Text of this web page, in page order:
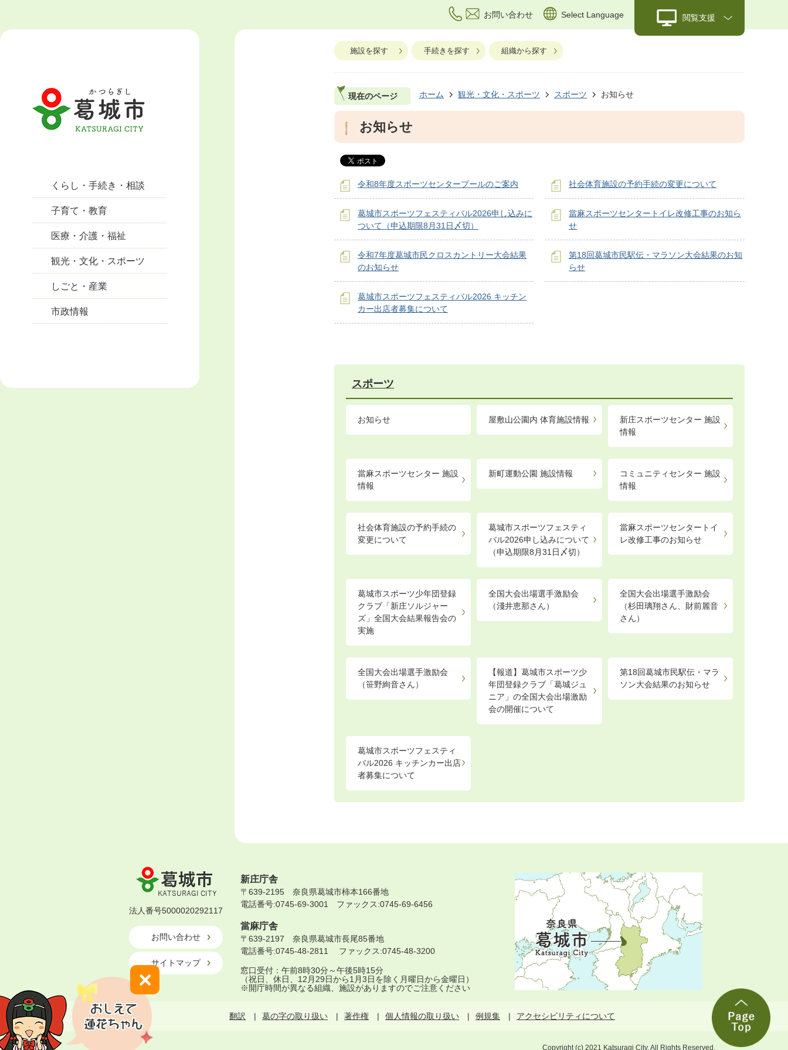
お問い合わせ Select Language 閲覧支援
くらし・手続き・相談
子育て・教育
医療・介護・福祉
観光・文化・スポーツ
しごと・産業
市政情報
施設を探す 手続きを探す 組織から探す
現在のページ ホーム 観光・文化・スポーツ スポーツ お知らせ
お知らせ
令和8年度スポーツセンタープールのご案内 社会体育施設の予約手続の変更について
葛城市スポーツフェスティバル2026申し込みに
ついて（申込期限8月31日〆切）
當麻スポーツセンタートイレ改修工事のお知ら
せ
令和7年度葛城市民クロスカントリー大会結果
のお知らせ
第18回葛城市民駅伝・マラソン大会結果のお知
らせ
葛󠄀城市スポーツフェスティバル2026 キッチン
カー出店者募集について
スポーツ
お知らせ 屋敷山公園内 体育施設情報
新庄スポーツセンター 施設
情報
當麻スポーツセンター 施設
情報
新町運動公園 施設情報
コミュニティセンター 施設
情報
社会体育施設の予約手続の
変更について
葛城市スポーツフェスティ
バル2026申し込みについて
（申込期限8月31日〆切）
當麻スポーツセンタートイ
レ改修工事のお知らせ
葛城市スポーツ少年団登録
クラブ「新庄ソルジャー
ズ」全国大会結果報告会の
実施
全国大会出場選手激励会
（淺井恵那さん）
全国大会出場選手激励会
（杉田璃翔さん、財前麗音
さん）
全国大会出場選手激励会
（笹野絢音さん）
【報道】葛城市スポーツ少
年団登録クラブ「葛城ジュ
ニア」の全国大会出場激励
会の開催について
第18回葛城市民駅伝・マラ
ソン大会結果のお知らせ
葛󠄀城市スポーツフェスティ
バル2026 キッチンカー出店
者募集について
葛
城
市
KATSURAGI
CITY
法人番号5000020292117
お問い合わせ
サイトマップ
新庄庁舎
〒639-2195 奈良県葛城市柿本166番地
電話番号:0745-69-3001 ファックス:0745-69-6456
當麻庁舎
〒639-2197 奈良県葛城市長尾85番地
電話番号:0745-48-2811 ファックス:0745-48-3200
窓口受付：午前8時30分～午後5時15分
（祝日、休日、12月29日から1月3日を除く月曜日から金曜日）
※開庁時間が異なる組織、施設がありますのでご注意ください
翻訳 葛の字の取り扱い 著作権 個人情報の取り扱い 例規集 アクセシビリティについて
Copyright (c) 2021 Katsuragi City. All Rights Reserved.
×